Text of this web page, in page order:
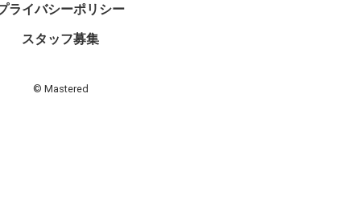
ライバシーポリシー
スタッフ募集
© Mastered